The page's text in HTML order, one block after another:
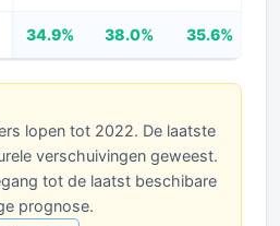
34.9% 38.0% 35.6%
lopen tot 2022. De laatste
verschuivingen geweest.
tot de laatst beschibare
prognose.